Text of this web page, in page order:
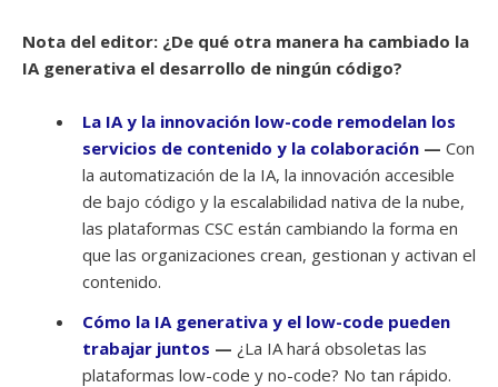
Nota del editor: ¿De qué otra manera ha cambiado la
IA generativa el desarrollo de ningún código?
La IA y la innovación low-code remodelan los
servicios de contenido y la colaboración — Con
la automatización de la IA, la innovación accesible
de bajo código y la escalabilidad nativa de la nube,
las plataformas CSC están cambiando la forma en
que las organizaciones crean, gestionan y activan el
contenido.
Cómo la IA generativa y el low-code pueden
trabajar juntos — ¿La IA hará obsoletas las
plataformas low-code y no-code? No tan rápido.